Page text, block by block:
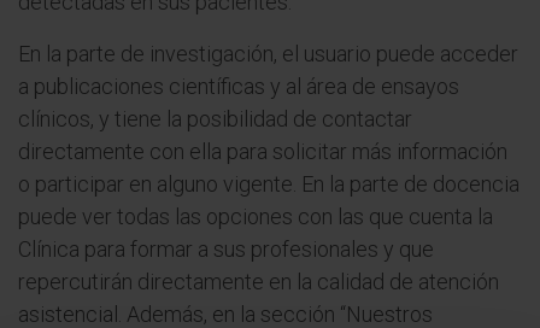
En la parte de investigación, el usuario puede acceder
a publicaciones científicas y al área de ensayos
clínicos, y tiene la posibilidad de contactar
directamente con ella para solicitar más información
o participar en alguno vigente. En la parte de docencia
puede ver todas las opciones con las que cuenta la
Clínica para formar a sus profesionales y que
repercutirán directamente en la calidad de atención
asistencial. Además, en la sección “Nuestros